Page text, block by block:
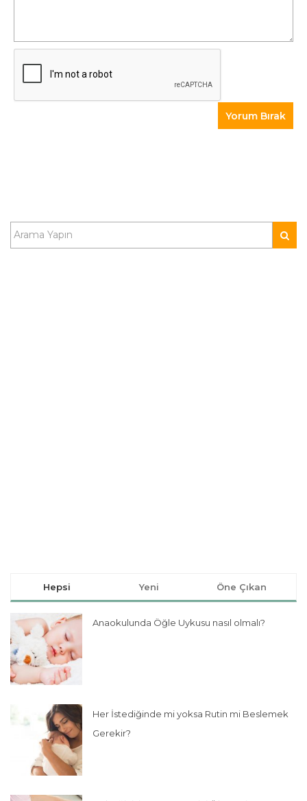
Hepsi Yeni Öne Çıkan
Anaokulunda Öğle Uykusu nasıl olmalı?
Her İstediğinde mi yoksa Rutin mi Beslemek
Gerekir?